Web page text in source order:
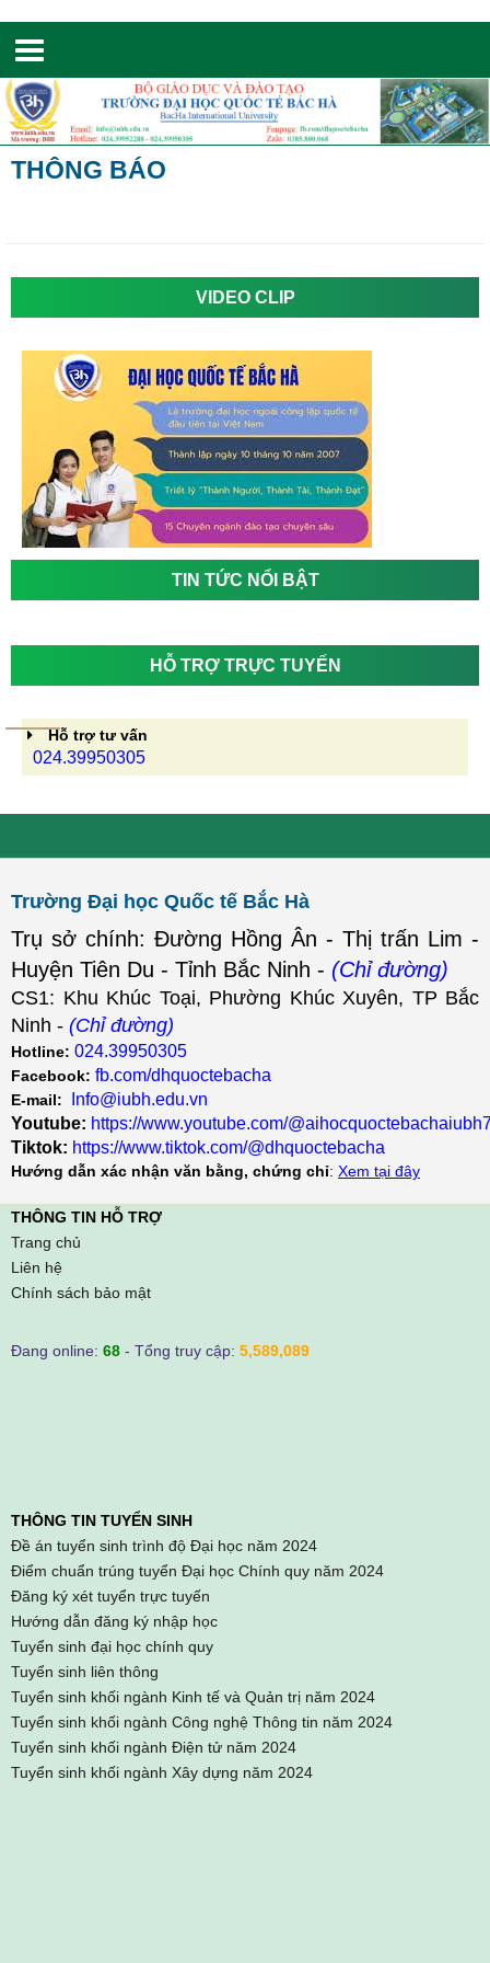
Toggle
navigation
THÔNG BÁO
VIDEO CLIP
TIN TỨC NỔI BẬT
HỖ TRỢ TRỰC TUYẾN
Hỗ trợ tư vấn
024.39950305
Trường Đại học Quốc tế Bắc Hà
Trụ sở chính: Đường Hồng Ân - Thị trấn Lim -
Huyện Tiên Du - Tỉnh Bắc Ninh - (Chỉ đường)
CS1: Khu Khúc Toại, Phường Khúc Xuyên, TP Bắc
Ninh - (Chỉ đường)
Hotline: 024.39950305
Facebook: fb.com/dhquoctebacha
E-mail:
Info@iubh.edu.vn
Youtube: https://www.youtube.com/
Tiktok: https://www.tiktok.com/@dhquoctebacha
Hướng dẫn xác nhận văn bằng, chứng chỉ: Xem tại đây
THÔNG TIN HỖ TRỢ
Trang chủ
Liên hệ
Chính sách bảo mật
Đang online: 68 - Tổng truy cập: 5,589,089
THÔNG TIN TUYỂN SINH
Đề án tuyển sinh trình độ Đại học năm 2024
Điểm chuẩn trúng tuyển Đại học Chính quy năm 2024
Đăng ký xét tuyển trực tuyến
Hướng dẫn đăng ký nhập học
Tuyển sinh đại học chính quy
Tuyển sinh liên thông
Tuyển sinh khối ngành Kinh tế và Quản trị năm 2024
Tuyển sinh khối ngành Công nghệ Thông tin năm 2024
Tuyển sinh khối ngành Điện tử năm 2024
Tuyển sinh khối ngành Xây dựng năm 2024